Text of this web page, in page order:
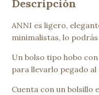
Descripción
ANNI es ligero,
minimalistas, lo
Un bolso tipo hobo
para llevarlo pegado
Cuenta con un bolsillo